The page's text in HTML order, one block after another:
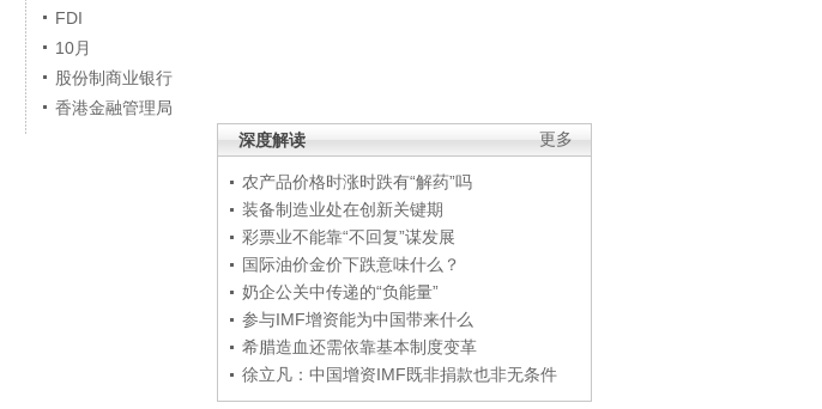
更多
深度解读
农产品价格时涨时跌有“解药”吗
装备制造业处在创新关键期
彩票业不能靠“不回复”谋发展
国际油价金价下跌意味什么？
奶企公关中传递的“负能量”
参与IMF增资能为中国带来什么
希腊造血还需依靠基本制度变革
徐立凡：中国增资IMF既非捐款也非无条件
FDI
10月
股份制商业银行
香港金融管理局